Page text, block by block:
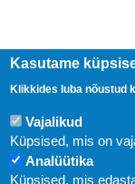
Kasutame
Klikkides luba nõustud
Vajalikud
Küpsised, mis on
Analüütika
Küpsised, mis